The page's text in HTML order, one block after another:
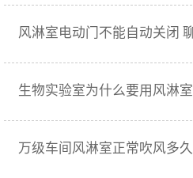
风淋室电动门不能自动关闭
生物实验室为什么要用风淋
万级车间风淋室正常吹风多